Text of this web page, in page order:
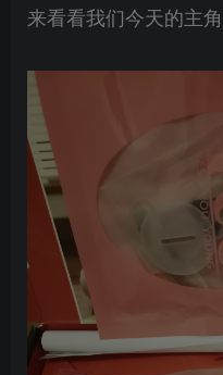
来看看我们今天的主角